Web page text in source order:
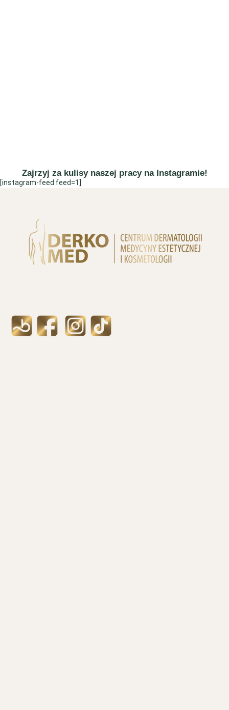
Zajrzyj za kulisy naszej pracy na Instagramie!
[instagram-feed feed=1]